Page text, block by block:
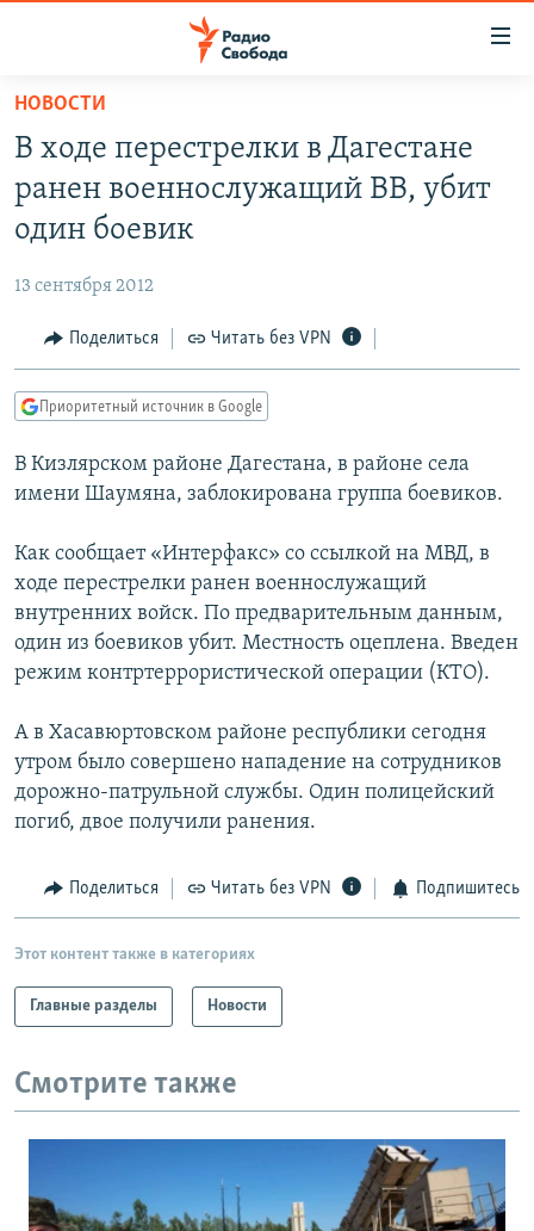
упрощенного
доступа
основному
Вернутся
Вернутся
поиску
ПОДКАСТЫ
АВТОРСКИЕ ПРОЕКТЫ
МНЕНИЯ
КУЛЬТУРА
КАВКАЗ.РЕАЛИИ
СЕВЕР.РЕАЛИИ
СИБИРЬ.РЕАЛИИ
РАСПИСАНИЕ ВЕЩАНИЯ
ПОДПИШИТЕСЬ НА РАССЫЛКУ
Все сайты РСЕ/РС
НОВОСТИ
В ходе перестрелки в Дагестане
ранен военнослужащий ВВ, убит
один боевик
13 сентября 2012
Поделиться Читать без VPN
Приоритетный источник в Google
В Кизлярском районе Дагестана, в районе села
имени Шаумяна, заблокирована группа боевиков.
Как сообщает «Интерфакс» со ссылкой на МВД, в
ходе перестрелки ранен военнослужащий
внутренних войск. По предварительным данным,
один из боевиков убит. Местность оцеплена. Введен
режим контртеррористической операции (КТО).
А в Хасавюртовском районе республики сегодня
утром было совершено нападение на сотрудников
дорожно-патрульной службы. Один полицейский
погиб, двое получили ранения.
Поделиться Читать без VPN Подпишитесь
Этот контент также в категориях
Главные разделы Новости
Смотрите также